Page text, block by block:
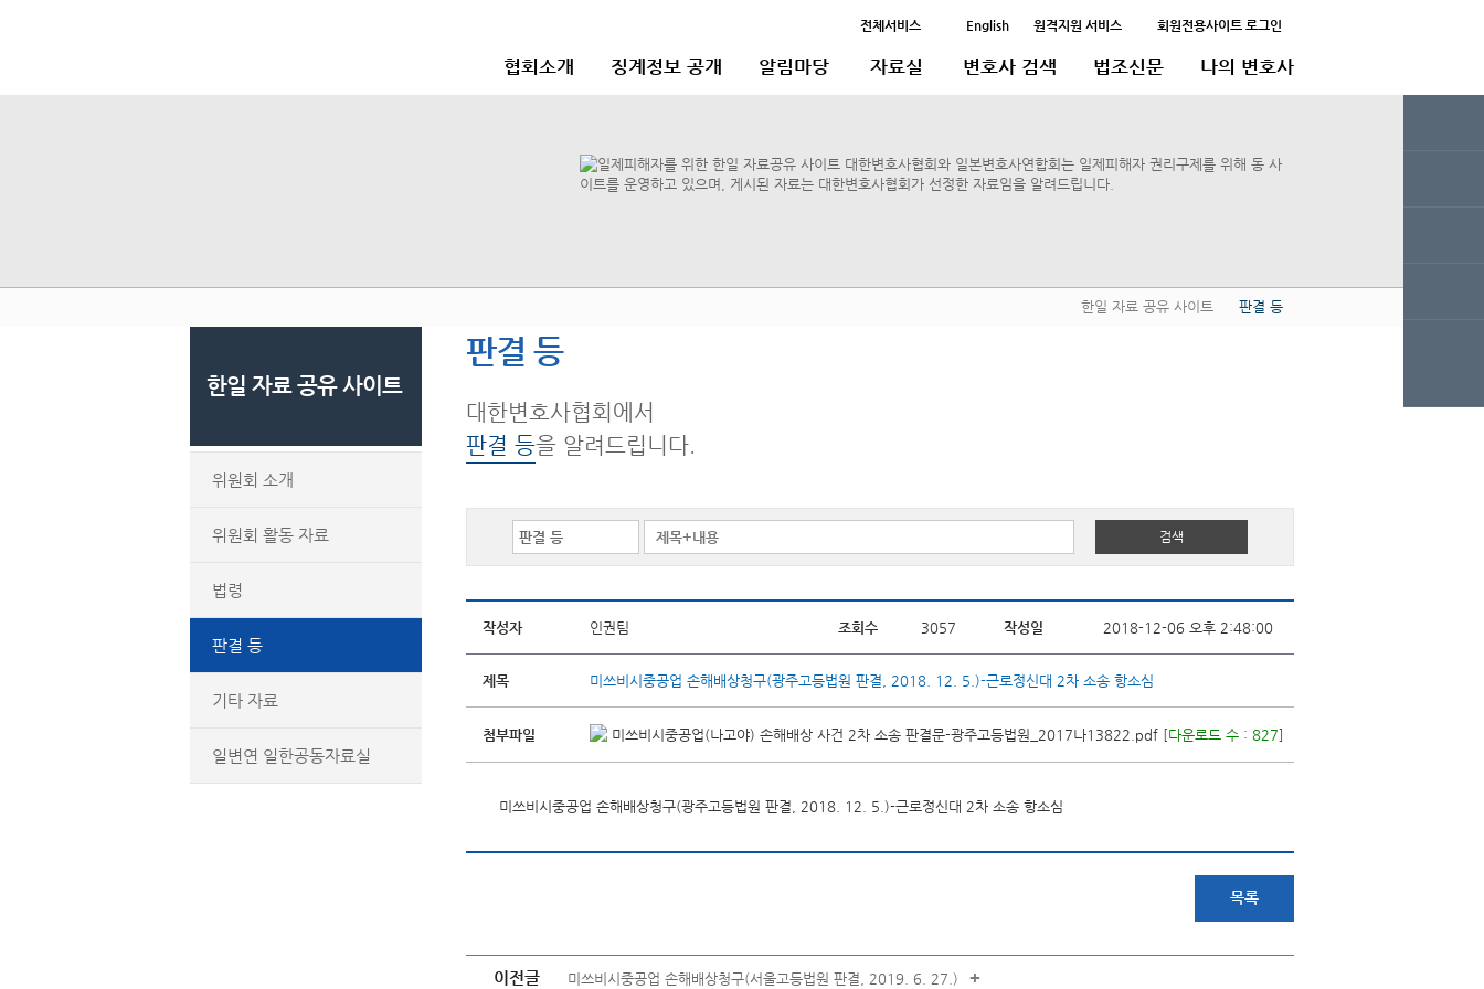
전체서비스 English 원격지원 서비스 회원전용사이트 로그인
협회소개 징계정보 공개 알림마당 자료실 변호사 검색 법조신문 나의 변호사
한일 자료 공유 사이트 판결 등
한일 자료 공유 사이트
위원회 소개
위원회 활동 자료
법령
판결 등
기타 자료
일변연 일한공동자료실
판결 등
대한변호사협회에서
판결 등을 알려드립니다.
작성자 인권팀 조회수 3057 작성일 2018-12-06 오후 2:48:00
제목 미쓰비시중공업 손해배상청구(광주고등법원 판결, 2018. 12. 5.)-근로정신대 2차 소송 항소심
첨부파일 미쓰비시중공업(나고야) 손해배상 사건 2차 소송 판결문-광주고등법원_2017나13822.pdf [다운로드 수 : 827]
미쓰비시중공업 손해배상청구(광주고등법원 판결, 2018. 12. 5.)-근로정신대 2차 소송 항소심
목록
이전글 미쓰비시중공업 손해배상청구(서울고등법원 판결, 2019. 6. 27.) +